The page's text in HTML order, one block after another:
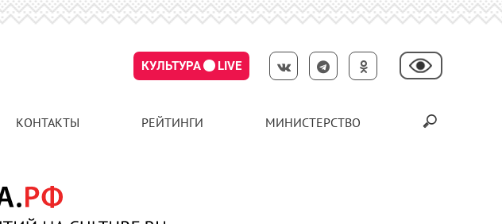
КУЛЬТУРА LIVE
КОНТАКТЫ РЕЙТИНГИ МИНИСТЕРСТВО